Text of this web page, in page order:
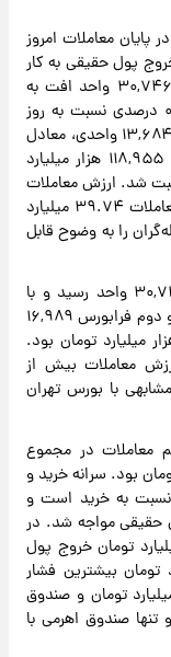
پایان معاملات امروز
و خروج پول حقیقی به کار
خود پایان یافت. شاخص کل بورس تهران با ۳۰,۷۴۶ واحد افت به
۳,۹۸۱,۶۱۷ واحد رسید که معادل کاهش ۰.۷۷ درصدی نسبت به روز
گذشته است. شاخص کل هم‌وزن نیز با کاهش ۱۳,۶۸۴ واحدی، معادل
۱.۳۲ درصد افت داشت. ارزش بازار بورس به ۱۱۸,۹۵۵ هزار میلیارد
معاملات ۸۳۹,۹۲۳ مورد ثبت شد. ارزش معاملات
در این بازار ۲۶۳,۷۷۸ میلیارد تومان و حجم معاملات ۳۹.۷۴ میلیارد
را به وضوح قابل
در بازار فرابورس ایران نیز شاخص کل به ۳۰,۷۳۹ واحد رسید و با
کاهش ۵۱۲ واحدی همراه بود. ارزش بازار اول و دوم فرابورس ۱۶,۹۸۹
میلیارد تومان و ارزش بازار پایه ۴,۰۴۲ هزار میلیارد تومان بود.
۵۰۰,۶۶۹ مورد و ارزش معاملات بیش از
مشابهی با بورس تهران
معاملات در مجموع
آن ۴۱,۱۲۴ میلیارد تومان بود. سرانه خرید و
به خرید است و
تومان پول حقیقی مواجه شد. در
مختلف، سهام و حق تقدم ۱,۶۳۲ میلیارد تومان خروج پول
ثابت با ۳,۳۲۵ میلیارد تومان بیشترین فشار
را تجربه کرد، پنجاه شرکت بزرگ ۹۶۶ میلیارد تومان و صندوق
و تنها صندوق اهرمی با